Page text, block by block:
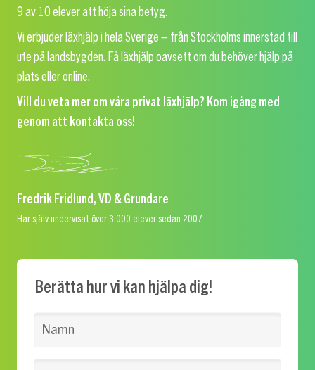
9 av 10 elever att höja sina betyg.
Vi erbjuder läxhjälp i hela Sverige – från Stockholms innerstad till
ute på landsbygden. Få läxhjälp oavsett om du behöver hjälp på
plats eller online.
Vill du veta mer om våra privat läxhjälp? Kom igång med
genom att kontakta oss!
Fredrik Fridlund, VD & Grundare
Har själv undervisat över 3 000 elever sedan 2007
Berätta hur vi kan hjälpa dig!
Namn